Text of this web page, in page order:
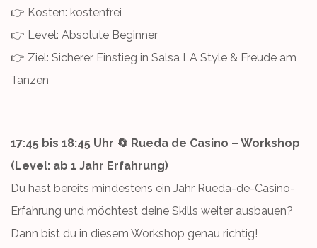
👉 Kosten: kostenfrei
👉 Level: Absolute Beginner
👉 Ziel: Sicherer Einstieg in Salsa LA Style & Freude am
Tanzen
17:45 bis 18:45 Uhr 🔄 Rueda de Casino – Workshop
(Level: ab 1 Jahr Erfahrung)
Du hast bereits mindestens ein Jahr Rueda-de-Casino-
Erfahrung und möchtest deine Skills weiter ausbauen?
Dann bist du in diesem Workshop genau richtig!